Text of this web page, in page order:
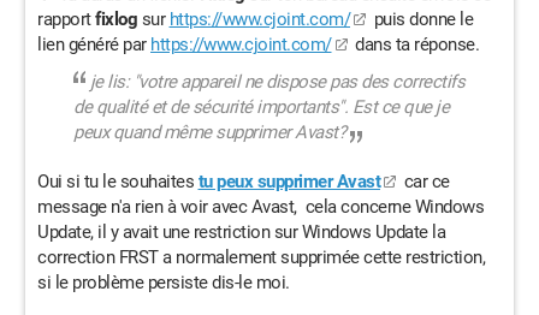
rapportfixlog sur https://www.cjoint.com/
puis donne le
lien généré par https://www.cjoint.com/
dans ta réponse.
je lis: "votre appareil ne dispose pas des correctifs
de qualité et de sécurité importants". Est ce que je
peux quand même supprimer Avast?
Oui si tu le souhaites tu peux supprimer Avast
car ce
message n'a rien à voir avec Avast, cela concerne Windows
Update, il y avait une restriction sur Windows Update la
correction FRST a normalement supprimée cette restriction,
si le problème persiste dis-le moi.